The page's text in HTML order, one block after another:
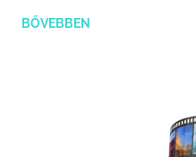
BŐVEBBEN